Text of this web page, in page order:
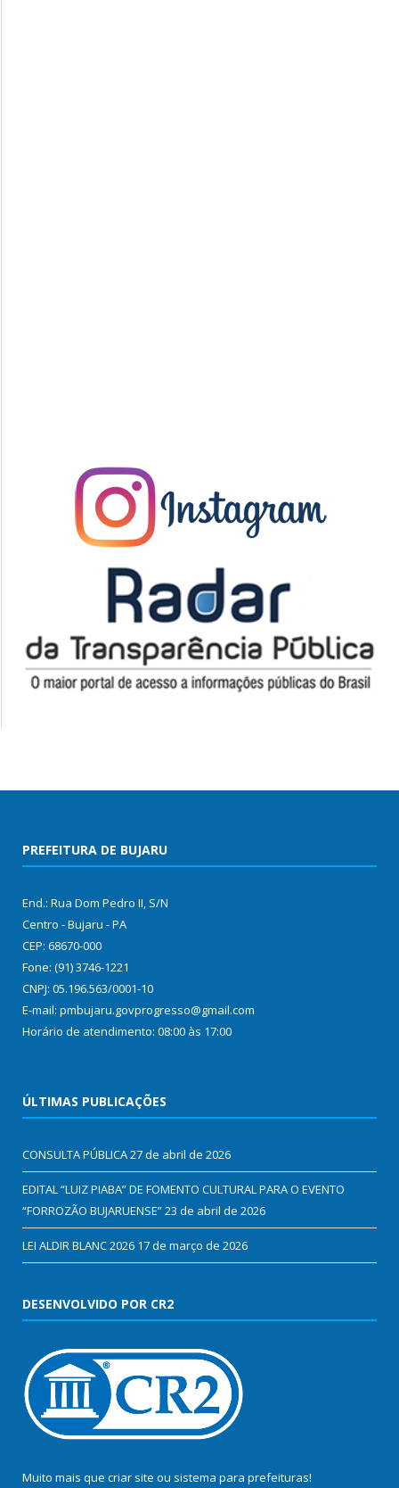
PREFEITURA DE BUJARU
End.: Rua Dom Pedro II, S/N
Centro - Bujaru - PA
CEP: 68670-000
Fone: (91) 3746-1221
CNPJ: 05.196.563/0001-10
E-mail: pmbujaru.govprogresso@gmail.com
Horário de atendimento: 08:00 às 17:00
ÚLTIMAS PUBLICAÇÕES
CONSULTA PÚBLICA27 de abril de 2026
EDITAL “LUIZ PIABA” DE FOMENTO CULTURAL PARA O EVENTO
“FORROZÃO BUJARUENSE”23 de abril de 2026
LEI ALDIR BLANC 2026 17 de março de 2026
DESENVOLVIDO POR CR2
Muito mais que criar site ou sistema para prefeituras!